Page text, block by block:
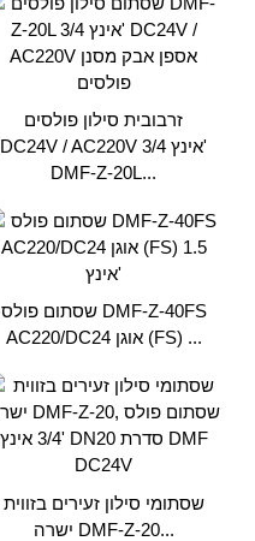
זרבובית סילון פולסים
DC24V / AC220V 3/4 אינץ'
DMF-Z-20L...
שסתום פולס DMF-Z-40FS
AC220/DC24 אוגן (FS) ...
שסתומי סילון זעירים בזווית
ישרה DMF-Z-20...